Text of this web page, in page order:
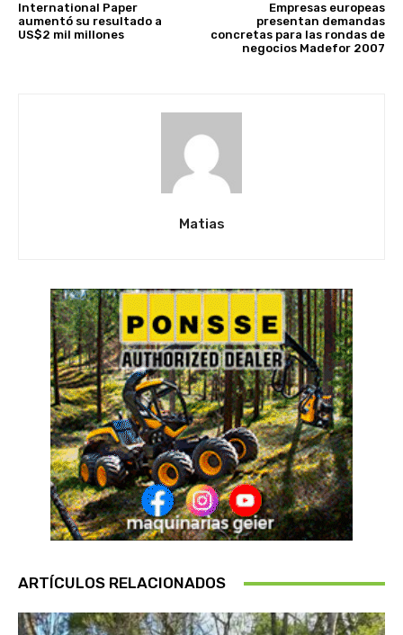
International Paper
aumentó su resultado a
US$2 mil millones
Empresas europeas
presentan demandas
concretas para las rondas de
negocios Madefor 2007
Matias
ARTÍCULOS RELACIONADOS